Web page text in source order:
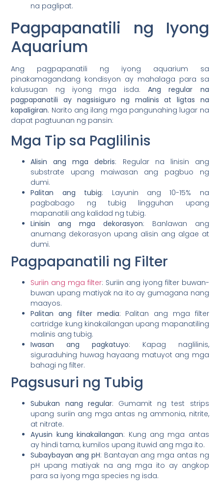
na paglipat.
Pagpapanatili ng Iyong
Aquarium
Ang pagpapanatili ng iyong aquarium sa
pinakamagandang kondisyon ay mahalaga para sa
kalusugan ng iyong mga isda.Ang regular na
pagpapanatili ay nagsisiguro ng malinis at ligtas na
kapaligiran. Narito ang ilang mga pangunahing lugar na
dapat pagtuunan ng pansin:
Mga Tip sa Paglilinis
Alisin ang mga debris: Regular na linisin ang
substrate upang maiwasan ang pagbuo ng
dumi.
Palitan ang tubig: Layunin ang 10-15% na
pagbabago ng tubig lingguhan upang
mapanatili ang kalidad ng tubig.
Linisin ang mga dekorasyon: Banlawan ang
anumang dekorasyon upang alisin ang algae at
dumi.
Pagpapanatili ng Filter
Suriin ang mga filter: Suriin ang iyong filter buwan-
buwan upang matiyak na ito ay gumagana nang
maayos.
Palitan ang filter media: Palitan ang mga filter
cartridge kung kinakailangan upang mapanatiling
malinis ang tubig.
Iwasan ang pagkatuyo: Kapag naglilinis,
siguraduhing huwag hayaang matuyot ang mga
bahagi ng filter.
Pagsusuri ng Tubig
Subukan nang regular: Gumamit ng test strips
upang suriin ang mga antas ng ammonia, nitrite,
at nitrate.
Ayusin kung kinakailangan: Kung ang mga antas
ay hindi tama, kumilos upang ituwid ang mga ito.
Subaybayan ang pH: Bantayan ang mga antas ng
pH upang matiyak na ang mga ito ay angkop
para sa iyong mga species ng isda.